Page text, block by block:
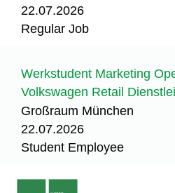
22.07.2026
Regular Job
Werkstudent Marketing
Volkswagen Retail
Großraum München
22.07.2026
Student Employee